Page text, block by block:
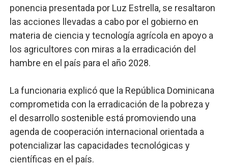
ponencia presentada por Luz Estrella, se resaltaron
las acciones llevadas a cabo por el gobierno en
materia de ciencia y tecnología agrícola en apoyo a
los agricultores con miras a la erradicación del
hambre en el país para el año 2028.
La funcionaria explicó que la República Dominicana
comprometida con la erradicación de la pobreza y
el desarrollo sostenible está promoviendo una
agenda de cooperación internacional orientada a
potencializar las capacidades tecnológicas y
científicas en el país.